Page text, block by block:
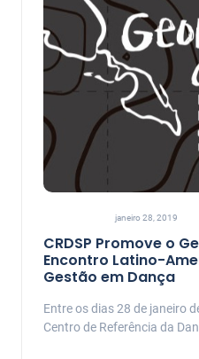
janeiro 28, 2019
CRDSP Promove o
Encontro Latino-
Gestão em Dança
Entre os dias 28 de janeiro
Centro de Referência da